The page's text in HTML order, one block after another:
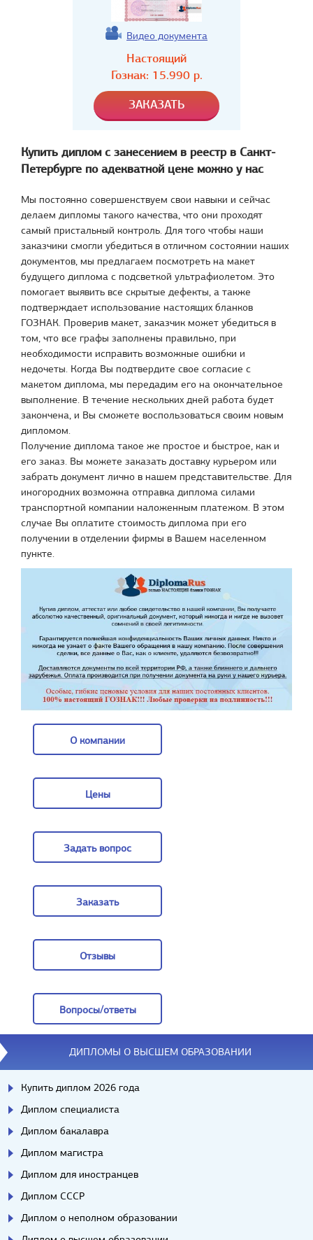
Видео документа
Настоящий
Гознак: 15.990р.
Купить диплом с занесением в реестр в Санкт-
Петербурге по адекватной цене можно у нас
Мы постоянно совершенствуем свои навыки и сейчас
делаем дипломы такого качества, что они проходят
самый пристальный контроль. Для того чтобы наши
заказчики смогли убедиться в отличном состоянии наших
документов, мы предлагаем посмотреть на макет
будущего диплома с подсветкой ультрафиолетом. Это
помогает выявить все скрытые дефекты, а также
подтверждает использование настоящих бланков
ГОЗНАК. Проверив макет, заказчик может убедиться в
том, что все графы заполнены правильно, при
необходимости исправить возможные ошибки и
недочеты. Когда Вы подтвердите свое согласие с
макетом диплома, мы передадим его на окончательное
выполнение. В течение нескольких дней работа будет
закончена, и Вы сможете воспользоваться своим новым
дипломом.
Получение диплома такое же простое и быстрое, как и
его заказ. Вы можете заказать доставку курьером или
забрать документ лично в нашем представительстве. Для
иногородних возможна отправка диплома силами
транспортной компании наложенным платежом. В этом
случае Вы оплатите стоимость диплома при его
получении в отделении фирмы в Вашем населенном
пункте.
О компании
Цены
Задать вопрос
Заказать
Отзывы
Вопросы/ответы
Вопросы/ответы
ДИПЛОМЫ О ВЫСШЕМ ОБРАЗОВАНИИ
Купить диплом 2026 года
Диплом специалиста
Диплом бакалавра
Диплом магистра
Диплом для иностранцев
Диплом СССР
Диплом о неполном образовании